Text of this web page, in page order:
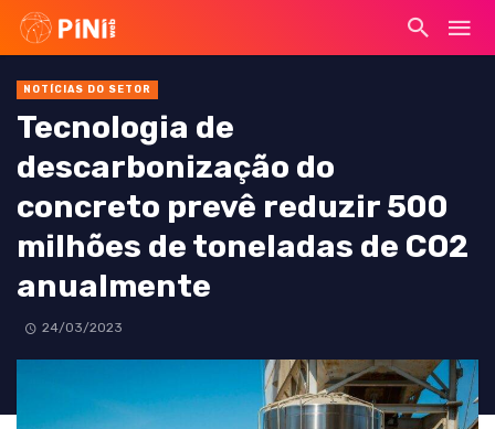
NOTÍCIAS DO SETOR
Tecnologia de
descarbonização do
concreto prevê reduzir 500
milhões de toneladas de CO2
anualmente
24/03/2023